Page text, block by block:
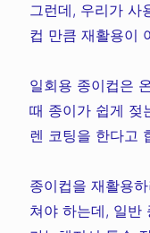
그런데, 우리가 사
컵 만큼 재활용이
일회용 종이컵은
때 종이가 쉽게 젖
렌 코팅을 한다고
종이컵을 재활용
쳐야 하는데, 일반